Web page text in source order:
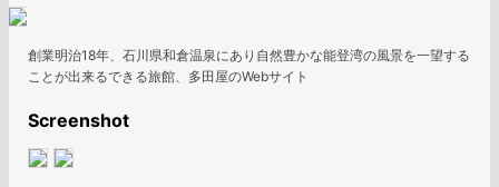
創業明治18年、石川県和倉温泉にあり自然豊かな能登湾の風景を一望する
ことが出来るできる旅館、多田屋のWebサイト
Screenshot